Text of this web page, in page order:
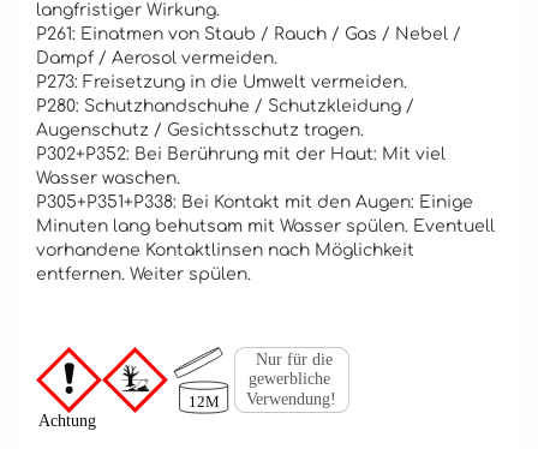
langfristiger Wirkung.
P261: Einatmen von Staub / Rauch / Gas / Nebel /
Dampf / Aerosol vermeiden.
P273: Freisetzung in die Umwelt vermeiden.
P280: Schutzhandschuhe / Schutzkleidung /
Augenschutz / Gesichtsschutz tragen.
P302+P352: Bei Berührung mit der Haut: Mit viel
Wasser waschen.
P305+P351+P338: Bei Kontakt mit den Augen: Einige
Minuten lang behutsam mit Wasser spülen. Eventuell
vorhandene Kontaktlinsen nach Möglichkeit
entfernen. Weiter spülen.